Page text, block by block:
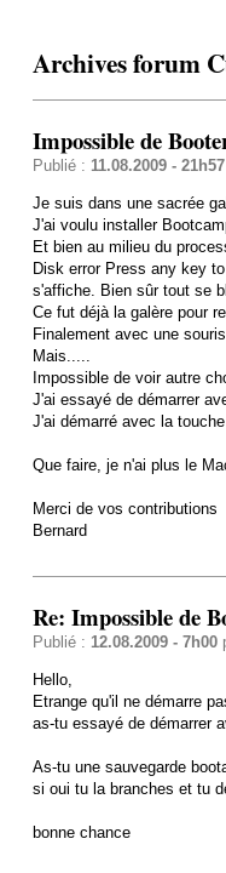
Archives forum
Impossible de
Publié : 11.08.2009 - 21h57
Je suis dans une sacrée
J'ai voulu installer
Et bien au milieu du
Disk error Press any key
s'affiche. Bien sûr tout se
Ce fut déjà la galère pour
Finalement avec une
Mais.....
Impossible de voir autre
J'ai essayé de démarrer
J'ai démarré avec la
Que faire, je n'ai plus le
Merci de vos contributions
Bernard
Re: Impossible de
Publié : 12.08.2009 - 7h00
Hello,
Etrange qu'il ne démarre
as-tu essayé de démarrer
As-tu une sauvegarde
si oui tu la branches et tu
bonne chance